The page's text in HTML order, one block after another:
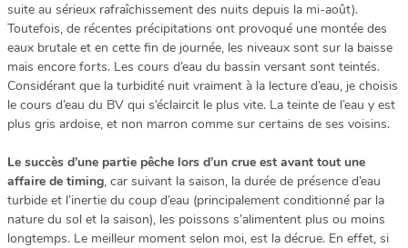
suite au sérieux rafraîchissement des nuits depuis la mi-août).
Toutefois, de récentes précipitations ont provoqué une montée des
eaux brutale et en cette fin de journée, les niveaux sont sur la baisse
mais encore forts. Les cours d’eau du bassin versant sont teintés.
Considérant que la turbidité nuit vraiment à la lecture d’eau, je choisis
le cours d’eau du BV qui s’éclaircit le plus vite. La teinte de l’eau y est
plus gris ardoise, et non marron comme sur certains de ses voisins.
Le succès d’une partie pêche lors d’un crue est avant tout une
affaire de timing, car suivant la saison, la durée de présence d’eau
turbide et l’inertie du coup d’eau (principalement conditionné par la
nature du sol et la saison), les poissons s’alimentent plus ou moins
longtemps. Le meilleur moment selon moi, est la décrue. En effet, si